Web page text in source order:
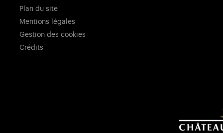
Plan du site
Mentions légales
Gestion des cookies
Crédits